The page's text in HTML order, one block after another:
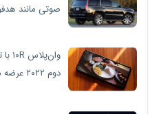
صوتی مانند
دوم ۲۰۲۲ عرضه می‌شود